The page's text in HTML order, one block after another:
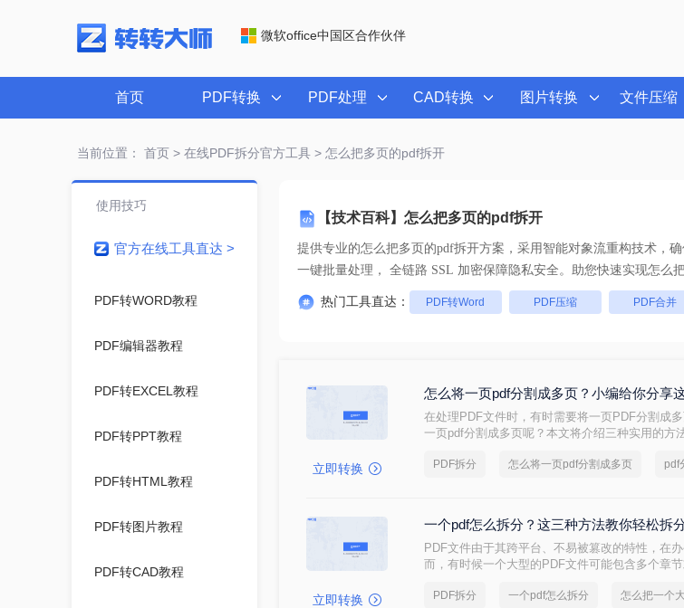
微软office中国区合作伙伴
首页 PDF转换 PDF处理 CAD转换 图片转换 文件压缩
当前位置： 首页> 在线PDF拆分官方工具> 怎么把多页的pdf拆开
【技术百科】怎么把多页的pdf拆开
提供专业的怎么把多页的pdf拆开方案，采用智能对象流重构技术，
一键批量处理， 全链路 SSL 加密保障隐私安全。助您快速实现怎么
热门工具直达： PDF转Word PDF压缩 PDF合并
使用技巧
官方在线工具直达 >
PDF转WORD教程
PDF编辑器教程
PDF转EXCEL教程
PDF转PPT教程
PDF转HTML教程
PDF转图片教程
PDF转CAD教程
立即转换
怎么将一页pdf分割成多页？小编给你分享
在处理PDF文件时，有时需要将一页PDF分割成
一页pdf分割成多页呢？本文将介绍三种实用的方
PDF拆分 怎么将一页pdf分割成多页 pdf
立即转换
一个pdf怎么拆分？这三种方法教你轻松拆
PDF文件由于其跨平台、不易被篡改的特性，在
而，有时候一个大型的PDF文件可能包含多个章
分PDF文件的方法，帮助读者轻松实现PDF的拆
PDF拆分 一个pdf怎么拆分 怎么把一个